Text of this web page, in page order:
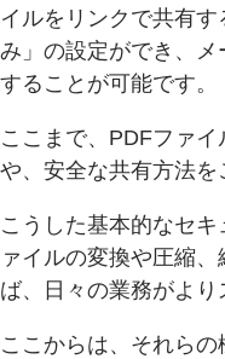
イルをリンクで共有
み」の設定ができ、
することが可能です。
ここまで、PDFファ
や、安全な共有方法を
こうした基本的なセ
ァイルの変換や圧縮
ば、日々の業務がより
ここからは、それら